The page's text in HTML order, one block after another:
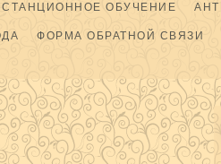
ОБУЧЕНИЕ
ФОРМА ОБРАТНОЙ СВЯЗИ